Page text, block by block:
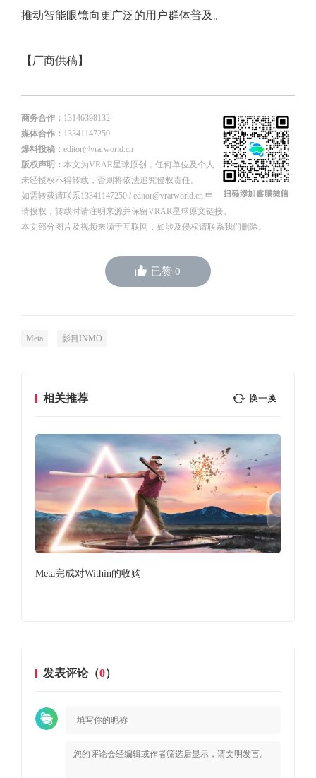
推动智能眼镜向更广泛的用户群体普及。
【厂商供稿】
商务合作： 13146398132
媒体合作： 13341147250
爆料投稿： editor@vrarworld.cn
版权声明： 本文为VRAR星球原创，任何单位及个人
未经授权不得转载，否则将依法追究侵权责任。
如需转载请联系13341147250 / editor@vrarworld.cn 申
请授权，转载时请注明来源并保留VRAR星球原文链接。
本文部分图片及视频来源于互联网，如涉及侵权请联系我们删除。
已赞 0
Meta 影目INMO
相关推荐 换一换
Meta完成对Within的收购
发表评论（0）